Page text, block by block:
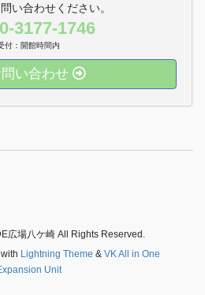
い合わせください。
3177-1746
付：開館時間内
問い合わせ
広場八ケ崎 All Rights Reserved.
Lightning Theme & VK All in One
Unit